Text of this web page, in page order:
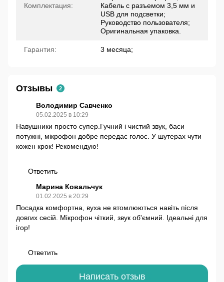
Комплектация:
Кабель с разъемом 3,5 мм и
USB для подсветки;
Руководство пользователя;
Оригинальная упаковка.
Гарантия: 3 месяца;
Отзывы 2
Володимир Савченко
05.02.2025 в 10:29
Навушники просто супер.Гучний і чистий звук, баси
потужні, мікрофон добре передає голос. У шутерах чути
кожен крок! Рекомендую!
Ответить
Марина Ковальчук
01.02.2025 в 20:29
Посадка комфортна, вуха не втомлюються навіть після
довгих сесій. Мікрофон чіткий, звук об'ємний. Ідеальні для
ігор!
Ответить
Написать отзыв